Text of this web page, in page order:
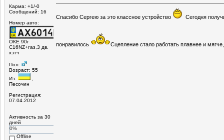
Карма: +1/-0
Сообщений: 16
Номер авто:
ОКЕ 90г
С16NZ+газ,3 дв.
хэтч
Пол:
Возраст: 55
Из:
,
Песочин
Регистрация:
07.04.2012
Активность за 30
дней
0%
Offline
Спасибо Сергею за это классное устройство Сегодня
понравилось Сцепление стало работать плавнее и